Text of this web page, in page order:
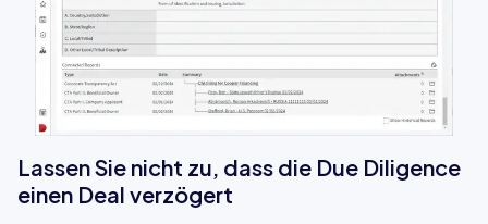
Lassen Sie nicht zu, dass die Due Diligence
einen Deal verzögert